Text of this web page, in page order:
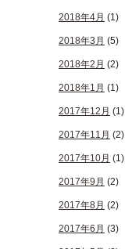
2018年4月 (1)
2018年3月 (5)
2018年2月 (2)
2018年1月 (1)
2017年12月 (1)
2017年11月 (2)
2017年10月 (1)
2017年9月 (2)
2017年8月 (2)
2017年6月 (3)